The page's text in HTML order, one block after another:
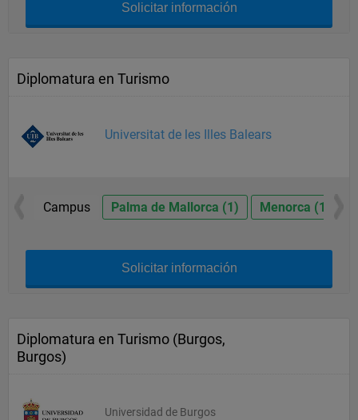
Solicitar información
Diplomatura en Turismo
Universitat de les Illes Balears
Campus Palma de Mallorca (1) Menorca (1)
Solicitar información
Diplomatura en Turismo (Burgos,
Burgos)
Universidad de Burgos